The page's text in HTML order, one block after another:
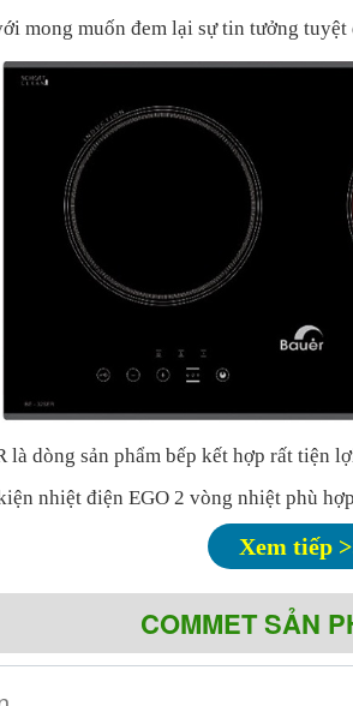
mong muốn đem lại sự tin tưởng
là dòng sản phẩm bếp kết hợp rất tiện
nhiệt điện EGO 2 vòng nhiệt phù
bị nóng tay, bếp từ sử dụng công nghệ
Xem tiếp
COMMET SẢN